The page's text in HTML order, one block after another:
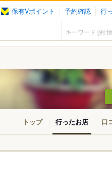
保有Vポイント 予約確認 行
トップ 行ったお店 口